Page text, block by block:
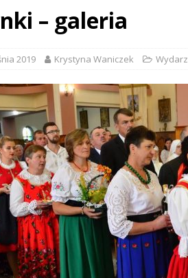
[ 2 sierpnia 2026 ]
[ 2 sierpnia 2026 ]
[ 5 sierpnia 2026 ]
Folkloru Górali
– galeria
2019 Krystyna Waniczek